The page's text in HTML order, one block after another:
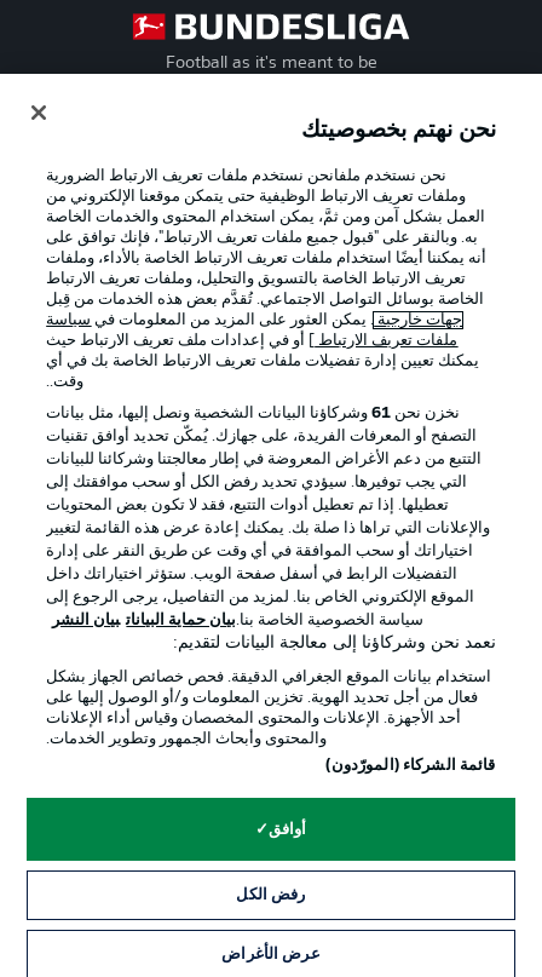
Football as it's meant to be
تطبيق الدوري الألماني
Official Partners
الإعلانات الإخطارات القانونية
إدارة التفضيلات بيان الخصوصية
شروط الاستخدام الوظائف
جهة النشر تواصل معنا
نحن نهتم بخصوصيتك
نحن نستخدم ملفانحن نستخدم ملفات تعريف الارتباط الضرورية
وملفات تعريف الارتباط الوظيفية حتى يتمكن موقعنا الإلكتروني من
العمل بشكل آمن ومن ثمَّ، يمكن استخدام المحتوى والخدمات الخاصة
به. وبالنقر على "قبول جميع ملفات تعريف الارتباط"، فإنك توافق على
أنه يمكننا أيضًا استخدام ملفات تعريف الارتباط الخاصة بالأداء، وملفات
تعريف الارتباط الخاصة بالتسويق والتحليل، وملفات تعريف الارتباط
الخاصة بوسائل التواصل الاجتماعي. تُقدَّم بعض هذه الخدمات من قِبل
جهات خارجية . يمكن العثور على المزيد من المعلومات في سياسة
ملفات تعريف الارتباط
] أو في إعدادات ملف تعريف الارتباط حيث
يمكنك تعيين إدارة تفضيلات ملفات تعريف الارتباط الخاصة بك في أي
وقت..
نخزن نحن 61وشركاؤنا البيانات الشخصية ونصل إليها، مثل بيانات
التصفح أو المعرفات الفريدة، على جهازك. يُمكّن تحديد أوافق تقنيات
التتبع من دعم الأغراض المعروضة في إطار معالجتنا وشركائنا للبيانات
التي يجب توفيرها. سيؤدي تحديد رفض الكل أو سحب موافقتك إلى
تعطيلها. إذا تم تعطيل أدوات التتبع، فقد لا تكون بعض المحتويات
والإعلانات التي تراها ذا صلة بك. يمكنك إعادة عرض هذه القائمة لتغيير
اختياراتك أو سحب الموافقة في أي وقت عن طريق النقر على إدارة
التفضيلات الرابط في أسفل صفحة الويب. ستؤثر اختياراتك داخل
الموقع الإلكتروني الخاص بنا. لمزيد من التفاصيل، يرجى الرجوع إلى
سياسة الخصوصية الخاصة بنا.بيان حماية البيانات بيان النشر
نعمد نحن وشركاؤنا إلى معالجة البيانات لتقديم:
استخدام بيانات الموقع الجغرافي الدقيقة. فحص خصائص الجهاز بشكل
فعال من أجل تحديد الهوية. تخزين المعلومات و/أو الوصول إليها على
أحد الأجهزة. الإعلانات والمحتوى المخصصان وقياس أداء الإعلانات
والمحتوى وأبحاث الجمهور وتطوير الخدمات.
قائمة الشركاء (المورّدون)
أوافق
رفض الكل
عرض الأغراض